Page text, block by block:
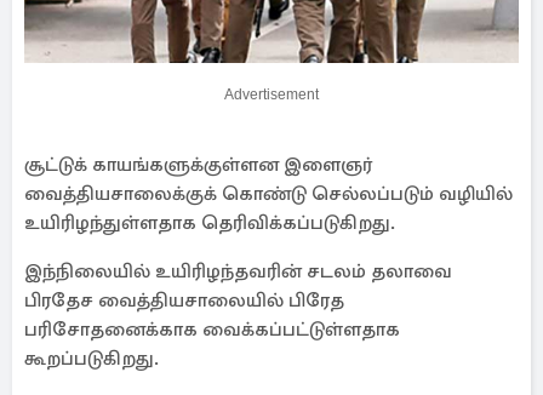
Advertisement
சூட்டுக் காயங்களுக்குள்ளன இளைஞர்
வைத்தியசாலைக்குக் கொண்டு செல்லப்படும் வழியில்
உயிரிழந்துள்ளதாக தெரிவிக்கப்படுகிறது.
இந்நிலையில் உயிரிழந்தவரின் சடலம் தலாவை
பிரதேச வைத்தியசாலையில் பிரேத
பரிசோதனைக்காக வைக்கப்பட்டுள்ளதாக
கூறப்படுகிறது.